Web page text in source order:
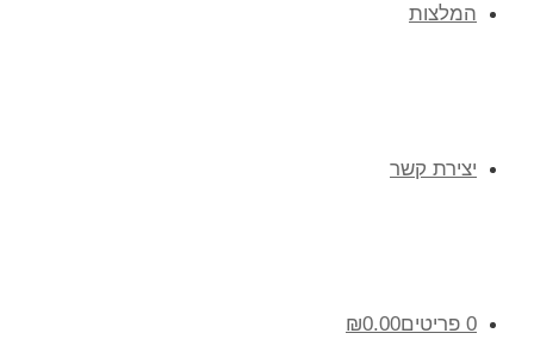
המלצות
יצירת קשר
0 פריטים ₪0.00